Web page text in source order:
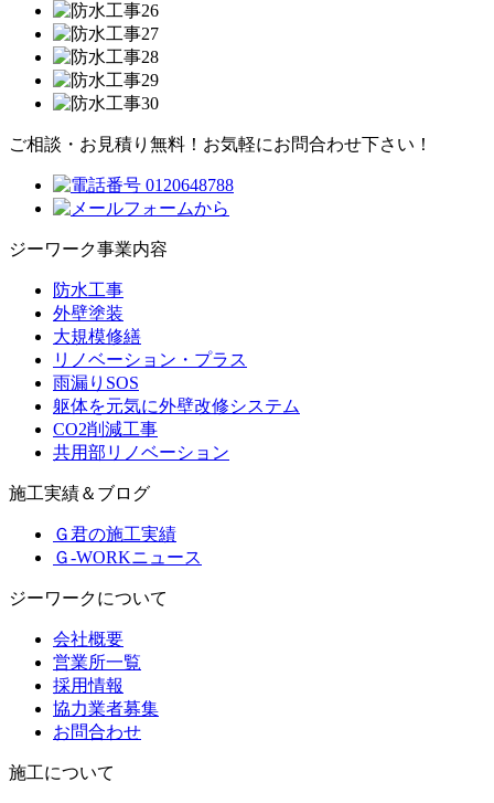
ご相談・お見積り無料！ お気軽にお問合わせ下さい！
ジーワーク事業内容
防水工事
外壁塗装
大規模修繕
リノベーション・プラス
雨漏りSOS
躯体を元気に外壁改修システム
CO2削減工事
共用部リノベーション
施工実績＆ブログ
Ｇ君の施工実績
Ｇ-WORKニュース
ジーワークについて
会社概要
営業所一覧
採用情報
協力業者募集
お問合わせ
施工について